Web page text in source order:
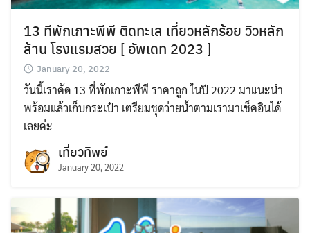
13 ทีพักเกาะพีพี ติดทะเล เที่ยวหลักร้อย วิวหลัก
ล้าน โรงแรมสวย [ อัพเดท 2023 ]
January 20, 2022
วันนี้เราคัด 13 ที่พักเกาะพีพี ราคาถูก ในปี 2022 มาแนะนำ
พร้อมแล้วเก็บกระเป๋า เตรียมชุดว่ายน้ำตามเรามาเช็คอินได้
เลยค่ะ
เที่ยวทิพย์
January 20, 2022